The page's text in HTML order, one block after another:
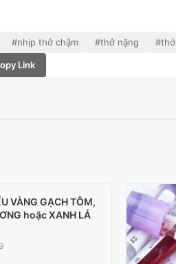
#nhịp thở chậm #thở nặng
Link
VÀNG GẠCH TÔM,
hoặc XANH LÁ